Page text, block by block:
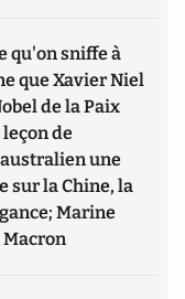
qu'on sniffe à
que Xavier Niel
de la Paix
de
une
sur la Chine, la
Marine